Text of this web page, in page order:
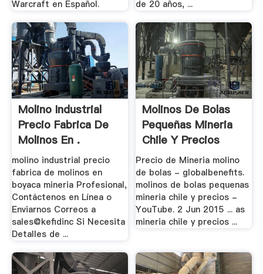
Warcraft en Español.
de 20 años, ...
Molino Industrial
Precio Fabrica De
Molinos En .
molino industrial precio
fabrica de molinos en
boyaca mineria Profesional,
Contáctenos en Línea o
Enviarnos Correos a
sales@kefidinc Si Necesita
Detalles de ...
Molinos De Bolas
Pequeñas Mineria
Chile Y Precios
Precio de Mineria molino
de bolas - globalbenefits.
molinos de bolas pequenas
mineria chile y precios -
YouTube. 2 Jun 2015 ... as
mineria chile y precios ...